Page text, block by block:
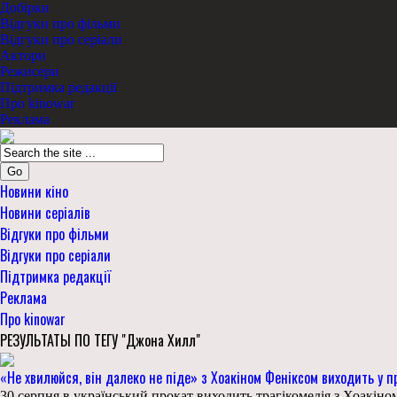
Добірки
Відгуки про фільми
Відгуки про серіали
Актори
Режисери
Підтримка редакції
Про kinowar
Реклама
Go
Новини кіно
Новини серіалів
Відгуки про фільми
Відгуки про серіали
Підтримка редакції
Реклама
Про kinowar
РЕЗУЛЬТАТЫ ПО ТЕГУ "Джона Хилл"
«Не хвилюйся, він далеко не піде» з Хоакіном Феніксом виходить у